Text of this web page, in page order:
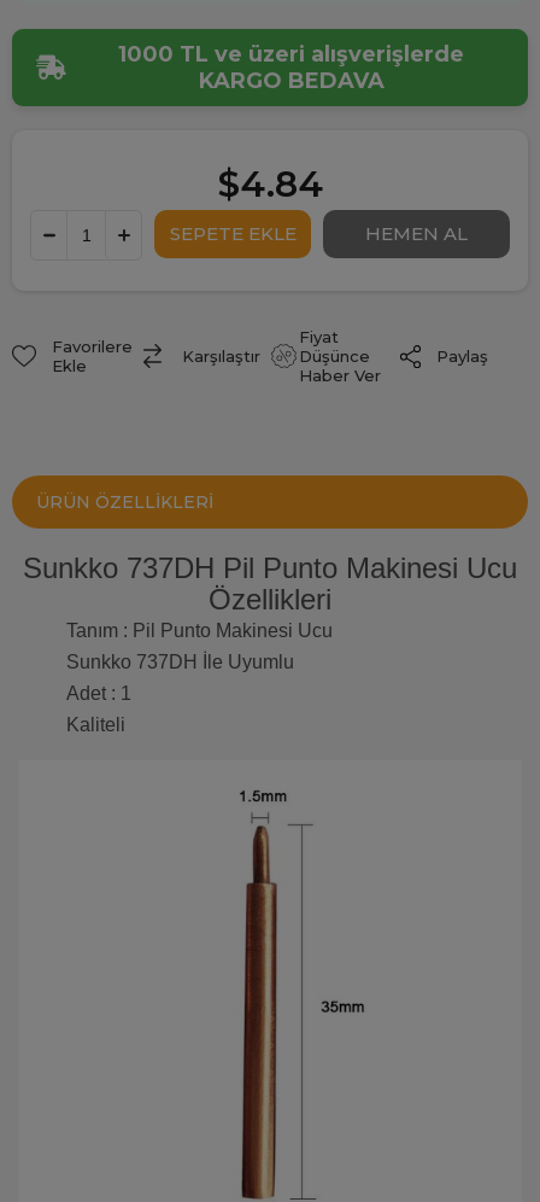
1000 TL ve üzeri alışverişlerde
KARGO BEDAVA
$4.84
Favorilere
Ekle
Karşılaştır
Fiyat
Düşünce
Haber Ver
Paylaş
ÜRÜN ÖZELLIKLERI
Sunkko 737DH Pil Punto Makinesi Ucu
Özellikleri
Tanım : Pil Punto Makinesi Ucu
Sunkko 737DH İle Uyumlu
Adet : 1
Kaliteli